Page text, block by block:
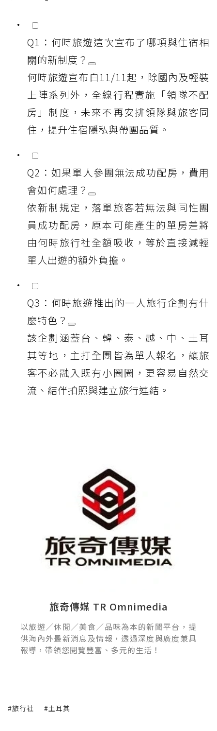
Q1：何時旅遊這次宣布了哪項與住宿相
關的新制度？
何時旅遊宣布自11/11起，除國內及輕裝
上陣系列外，全線行程實施「領隊不配
房」制度，未來不再安排領隊與旅客同
住，提升住宿隱私與帶團品質。
Q2：如果單人參團無法成功配房，費用
會如何處理？
依新制規定，落單旅客若無法與同性團
員成功配房，原本可能產生的單房差將
由何時旅行社全額吸收，等於直接減輕
單人出遊的額外負擔。
Q3：何時旅遊推出的一人旅行企劃有什
麼特色？
該企劃涵蓋台、韓、泰、越、中、土耳
其等地，主打全團皆為單人報名，讓旅
客不必融入既有小圈圈，更容易自然交
流、結伴拍照與建立旅行連結。
旅奇傳媒 TR Omnimedia
以旅遊／休閒／美食／品味為本的新聞平台，提
供海內外最新消息及情報，透過深度與廣度兼具
報導，帶領您閱覽豐富、多元的生活！
#旅行社 #土耳其